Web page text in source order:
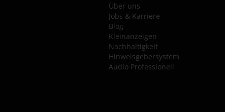
Über uns
Jobs & Karriere
Blog
Kleinanzeigen
Nachhaltigkeit
Hinweisgebersystem
Audio Professionell